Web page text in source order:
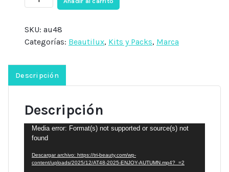
135,00€.114,75€.
Enjoy
48
colores
10ml,
AU48
cantidad
SKU: au48
Categorías: Beautilux, Kits y Packs, Marca
Descripción
Descripción
Reproductor
de
vídeo
Media error: Format(s) not supported or source(s) not
found
Descargar archivo: https://tri-beauty.com/wp-
content/uploads/2025/12/AT48-2025-ENJOY-AUTUMN.mp4?_=2